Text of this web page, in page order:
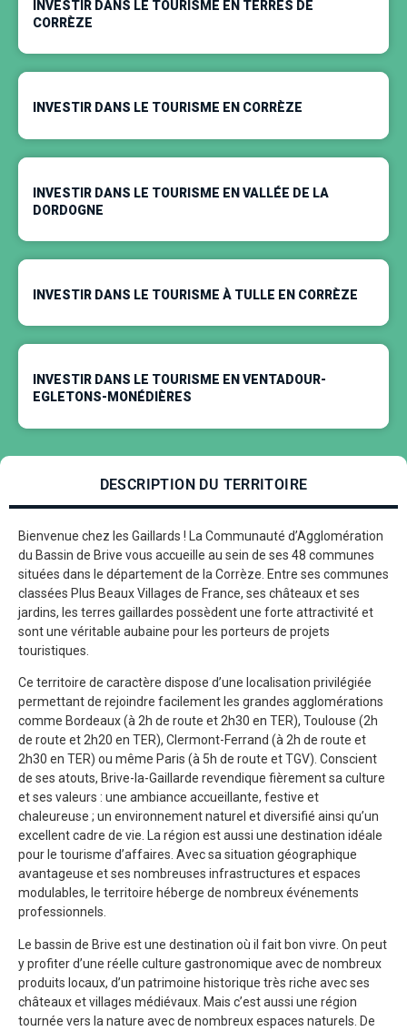
INVESTIR DANS LE TOURISME EN TERRES DE
CORRÈZE
INVESTIR DANS LE TOURISME EN CORRÈZE
INVESTIR DANS LE TOURISME EN VALLÉE DE LA
DORDOGNE
INVESTIR DANS LE TOURISME À TULLE EN CORRÈZE
INVESTIR DANS LE TOURISME EN VENTADOUR-
EGLETONS-MONÉDIÈRES
DESCRIPTION DU TERRITOIRE
Bienvenue chez les Gaillards ! La Communauté d’Agglomération
du Bassin de Brive vous accueille au sein de ses 48 communes
situées dans le département de la Corrèze. Entre ses communes
classées Plus Beaux Villages de France, ses châteaux et ses
jardins, les terres gaillardes possèdent une forte attractivité et
sont une véritable aubaine pour les porteurs de projets
touristiques.
Ce territoire de caractère dispose d’une localisation privilégiée
permettant de rejoindre facilement les grandes agglomérations
comme Bordeaux (à 2h de route et 2h30 en TER), Toulouse (2h
de route et 2h20 en TER), Clermont-Ferrand (à 2h de route et
2h30 en TER) ou même Paris (à 5h de route et TGV). Conscient
de ses atouts, Brive-la-Gaillarde revendique fièrement sa culture
et ses valeurs : une ambiance accueillante, festive et
chaleureuse ; un environnement naturel et diversifié ainsi qu’un
excellent cadre de vie. La région est aussi une destination idéale
pour le tourisme d’affaires. Avec sa situation géographique
avantageuse et ses nombreuses infrastructures et espaces
modulables, le territoire héberge de nombreux événements
professionnels.
Le bassin de Brive est une destination où il fait bon vivre. On peut
y profiter d’une réelle culture gastronomique avec de nombreux
produits locaux, d’un patrimoine historique très riche avec ses
châteaux et villages médiévaux. Mais c’est aussi une région
tournée vers la nature avec de nombreux espaces naturels. De